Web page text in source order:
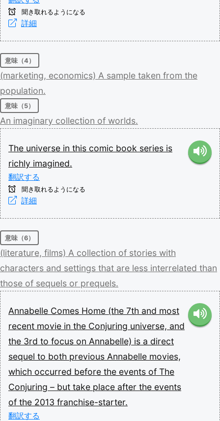
聞き取れるようになる
詳細
意味（4）
(marketing, economics) A sample taken from the
population.
意味（5）
An imaginary collection of worlds.
The universe in this comic book series is
richly imagined.
翻訳する
聞き取れるようになる
詳細
意味（6）
(literature, films) A collection of stories with
characters and settings that are less interrelated than
those of sequels or prequels.
Annabelle Comes Home (the 7th and most
recent movie in the Conjuring universe, and
the 3rd to focus on Annabelle) is a direct
sequel to both previous Annabelle movies,
which occurred before the events of The
Conjuring – but take place after the events
of the 2013 franchise-starter.
翻訳する